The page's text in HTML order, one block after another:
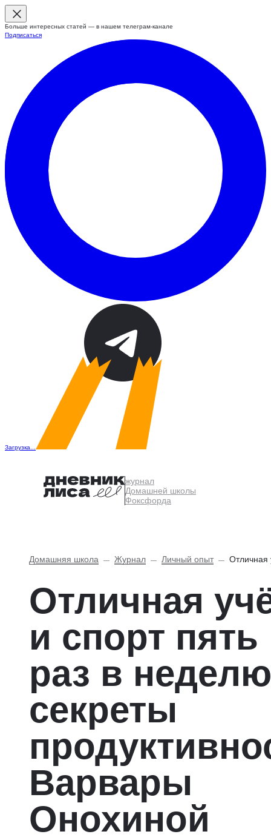
Больше интересных статей — в нашем телеграм-канале
Подписаться
Загрузка...
журнал
Домашней школы
Фоксфорда
Домашняя школа Журнал Личный опыт Отличная
Отличная
и спорт пять
раз в
секреты
Варвары
Онохиной